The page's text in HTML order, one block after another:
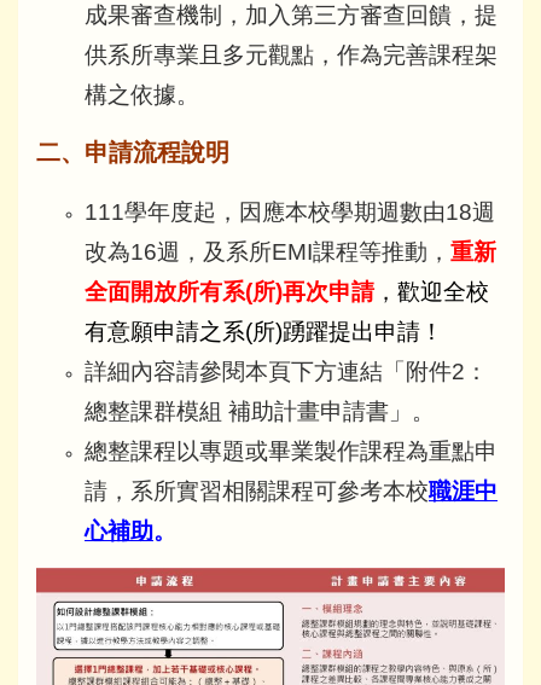
成果審查機制， 加入第三方審查回饋，提
供系所專業且多元觀點， 作為完善課程架
構之依據。
二、申請流程說明
111學年度起，因應本校學期週數由18週
改為16週，及系所EMI課程等推動， 重新
全面開放所有系(所)再次申請，歡迎全校
有意願申請之系(所)踴躍提出申請！
詳細內容請參閱本頁下方連結「附件2：
總整課群模組 補助計畫申請書」。
總整課程以專題或畢業製作課程為重點申
請，系所實習相關課程可參考本校職涯中
心補助。